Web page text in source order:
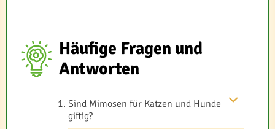
Häufige Fragen und
Antworten
Sind Mimosen für Katzen und Hunde
giftig?